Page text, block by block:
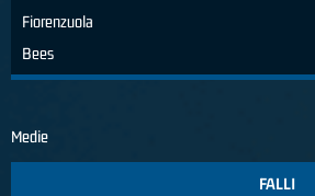
Fiorenzuola
Bees
Medie
FALLI